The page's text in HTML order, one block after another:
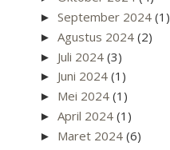
►September 2024(1)
►Agustus 2024(2)
► Juli 2024(3)
► Juni 2024(1)
► Mei 2024(1)
►April 2024(1)
► Maret 2024(6)